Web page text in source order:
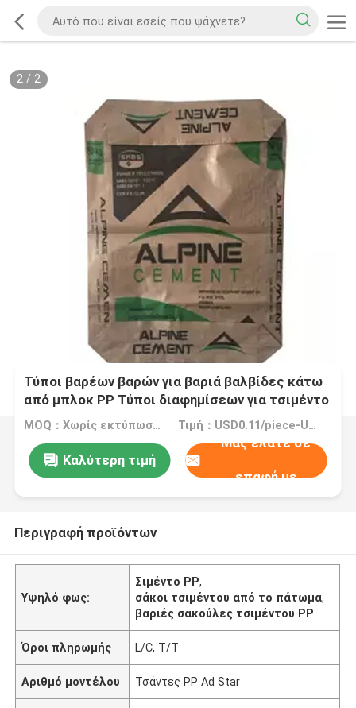
2/ 2
Τύποι βαρέων βαρών για βαριά βαλβίδες κάτω
από μπλοκ PP Τύποι διαφημίσεων για τσιμέντο
50 kg
MOQ：Χωρίς εκτύπωση: 5.000 τεμάχια. Εκτύπωση σώματος: 10.000 τεμάχια; Top&Bottom Printing: 20.000 τεμ Τιμή：USD0.11/piece-USD0.15/piece
Καλύτερη τιμή
Μας ελάτε σε
επαφή με
Περιγραφή προϊόντων
Υψηλό φως:
Σιμέντο PP,
σάκοι τσιμέντου από το πάτωμα,
βαριές σακούλες τσιμέντου PP
Όροι πληρωμής L/C, T/T
Αριθμό μοντέλου Τσάντες PP Ad Star